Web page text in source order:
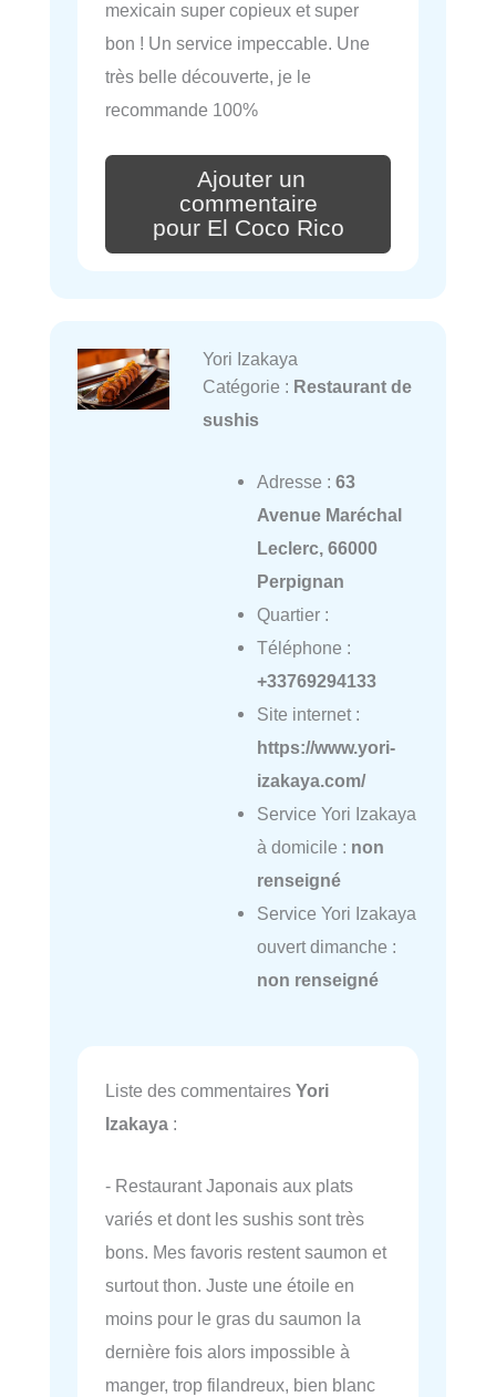
mexicain super copieux et super
bon ! Un service impeccable. Une
très belle découverte, je le
recommande 100%
Ajouter un
commentaire
pour El Coco Rico
Yori Izakaya
Catégorie : Restaurant de
sushis
Adresse : 63
Avenue Maréchal
Leclerc, 66000
Perpignan
Quartier :
Téléphone :
+33769294133
Site internet :
https://www.yori-
izakaya.com/
Service Yori Izakaya
à domicile : non
renseigné
Service Yori Izakaya
ouvert dimanche :
non renseigné
Liste des commentaires Yori
Izakaya :
- Restaurant Japonais aux plats
variés et dont les sushis sont très
bons. Mes favoris restent saumon et
surtout thon. Juste une étoile en
moins pour le gras du saumon la
dernière fois alors impossible à
manger, trop filandreux, bien blanc